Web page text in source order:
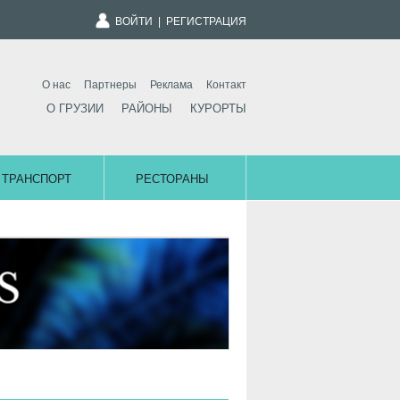
ВОЙТИ РЕГИСТРАЦИЯ
О нас Партнеры Реклама Контакт
О ГРУЗИИ РАЙОНЫ КУРОРТЫ
ТРАНСПОРТ РЕСТОРАНЫ